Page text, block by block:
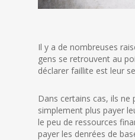
Il y a de nombreuses
gens se retrouvent au
déclarer faillite est leur
Dans certains cas, ils ne
simplement plus payer
le peu de ressources
payer les denrées de